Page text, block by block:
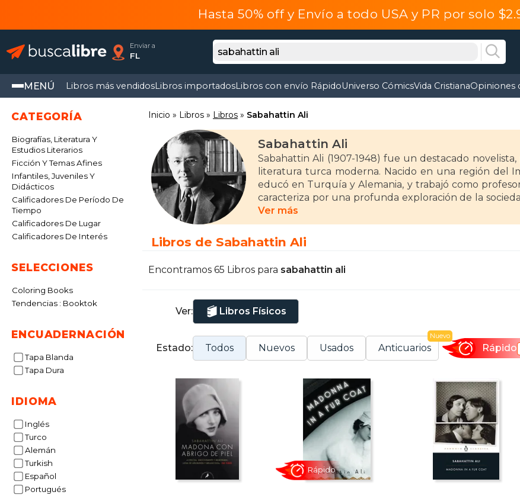
Hasta 50% off y Envío a todo USA y PR por solo
Enviar a
FL
MENÚ Libros más vendidosLibros importadosLibros con envío RápidoUniverso CómicsVida CristianaOpiniones
CATEGORÍA
Biografías, Literatura Y
Estudios Literarios
Ficción Y Temas Afines
Infantiles, Juveniles Y
Didácticos
Calificadores De Período De
Tiempo
Calificadores De Lugar
Calificadores De Interés
SELECCIONES
Coloring Books
Tendencias : Booktok
ENCUADERNACIÓN
Tapa Blanda
Tapa Dura
IDIOMA
Inglés
Turco
Alemán
Turkish
Español
Portugués
Inicio Libros Libros Sabahattin Ali
Sabahattin Ali
Sabahattin Ali (1907-1948) fue un destacado
literatura turca moderna. Nacido en una región del
educó en Turquía y Alemania, y trabajó como
caracteriza por una profunda exploración de la
de su tiempo.
Entre sus novelas más reconocidas se encuentran
pueblo" (1937), ambas pertenecientes al género de la
relatos, como "El molino" (1935) y "Carro de bueyes"
de Kemal Atatürk le llevaron a ser encarcelado en dos
Ver más
Libros de Sabahattin Ali
Encontramos 65 Libros para sabahattin ali
Ver: Libros Físicos
Estado: Todos Nuevos Usados Anticuarios
Nuevo
Rápido